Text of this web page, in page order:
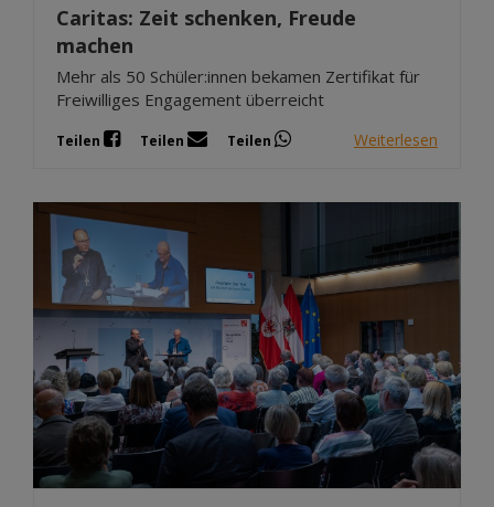
Caritas: Zeit schenken, Freude
machen
Mehr als 50 Schüler:innen bekamen Zertifikat für
Freiwilliges Engagement überreicht
Teilen Teilen Teilen Weiterlesen